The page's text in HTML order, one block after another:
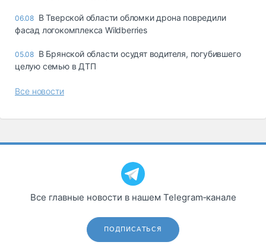
06.08 В Тверской области обломки дрона повредили
фасад логокомплекса Wildberries
05.08 В Брянской области осудят водителя, погубившего
целую семью в ДТП
Все новости
Все главные новости в нашем Telegram‑канале
ПОДПИСАТЬСЯ